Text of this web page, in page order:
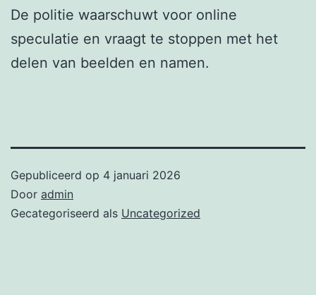
De politie waarschuwt voor online
speculatie en vraagt te stoppen met het
delen van beelden en namen.
Gepubliceerd op 4 januari 2026
Door admin
Gecategoriseerd als Uncategorized